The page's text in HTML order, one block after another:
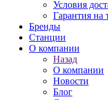
Условия
Гарантия на
Бренды
Станции
О компании
Назад
О компании
Новости
Блог